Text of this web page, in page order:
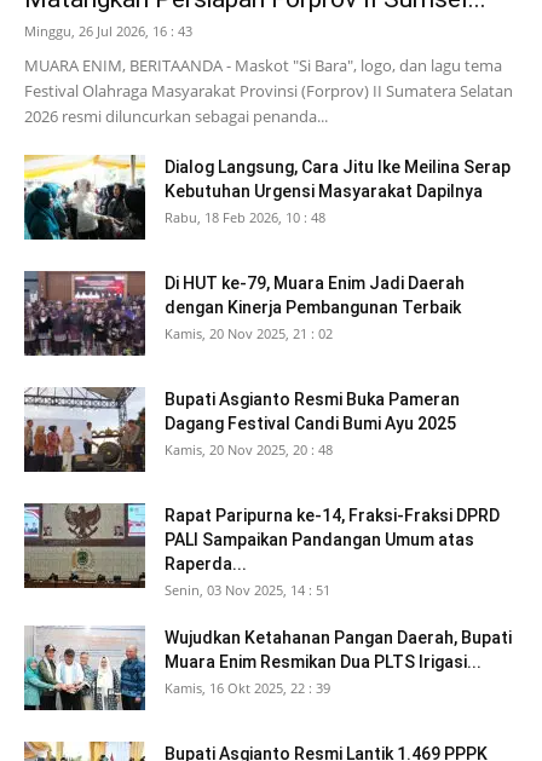
Minggu, 26 Jul 2026, 16 : 43
MUARA ENIM, BERITAANDA - Maskot "Si Bara", logo, dan lagu tema
Festival Olahraga Masyarakat Provinsi (Forprov) II Sumatera Selatan
2026 resmi diluncurkan sebagai penanda...
Dialog Langsung, Cara Jitu Ike Meilina Serap
Kebutuhan Urgensi Masyarakat Dapilnya
Rabu, 18 Feb 2026, 10 : 48
Di HUT ke-79, Muara Enim Jadi Daerah
dengan Kinerja Pembangunan Terbaik
Kamis, 20 Nov 2025, 21 : 02
Bupati Asgianto Resmi Buka Pameran
Dagang Festival Candi Bumi Ayu 2025
Kamis, 20 Nov 2025, 20 : 48
Rapat Paripurna ke-14, Fraksi-Fraksi DPRD
PALI Sampaikan Pandangan Umum atas
Raperda...
Senin, 03 Nov 2025, 14 : 51
Wujudkan Ketahanan Pangan Daerah, Bupati
Muara Enim Resmikan Dua PLTS Irigasi...
Kamis, 16 Okt 2025, 22 : 39
Bupati Asgianto Resmi Lantik 1.469 PPPK